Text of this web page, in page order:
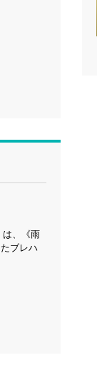
は、《雨
ブレハ